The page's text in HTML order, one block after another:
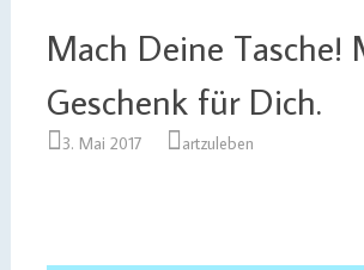
Mach Deine Tasche!
Geschenk für Dich.
3. Mai 2017 artzuleben